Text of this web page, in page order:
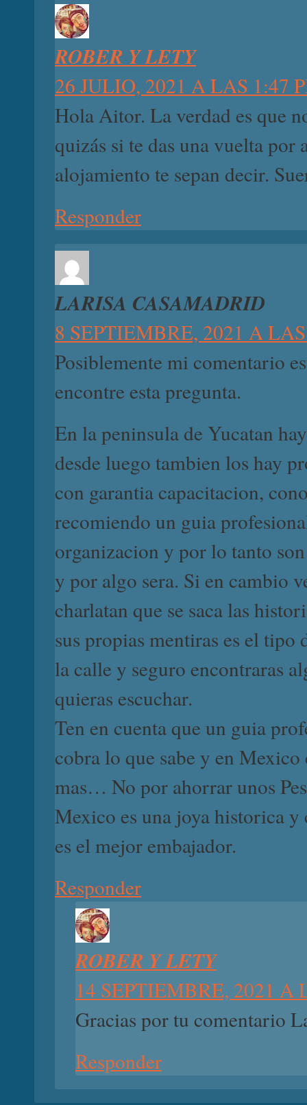
ROBER Y LETY
26 JULIO, 2021 A LAS 1:47
Hola Aitor. La verdad es que
quizás si te das una vuelta por
alojamiento te sepan decir.
Responder
LARISA CASAMADRID
8 SEPTIEMBRE, 2021 A
Posiblemente mi comentario
encontre esta pregunta.
En la peninsula de Yucatan
desde luego tambien los hay
con garantia capacitacion,
recomiendo un guia
organizacion y por lo tanto
y por algo sera. Si en cambio
charlatan que se saca las
sus propias mentiras es el tipo
la calle y seguro encontraras
quieras escuchar.
Ten en cuenta que un guia
cobra lo que sabe y en
mas… No por ahorrar unos
Mexico es una joya historica
es el mejor embajador.
Responder
ROBER Y LETY
14 SEPTIEMBRE, 2021 A
Gracias por tu comentario
Responder